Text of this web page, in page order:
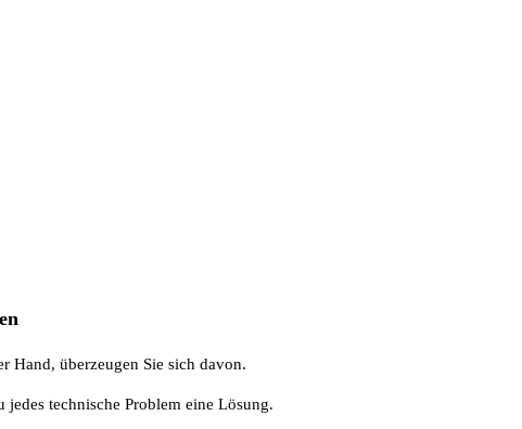
Hand, überzeugen Sie sich davon.
jedes technische Problem eine Lösung.